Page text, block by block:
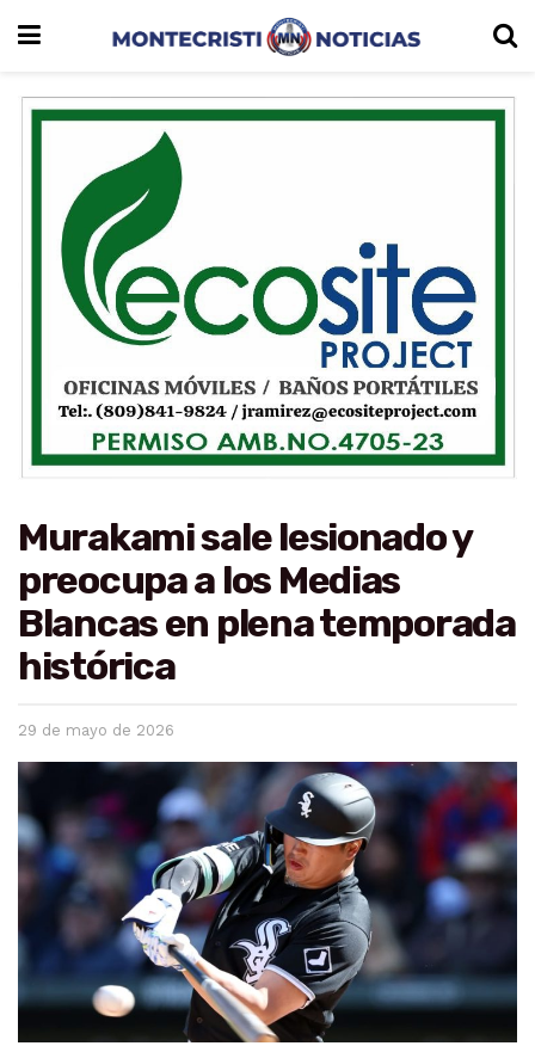
Murakami sale lesionado y
preocupa a los Medias
Blancas en plena temporada
histórica
29 de mayo de 2026